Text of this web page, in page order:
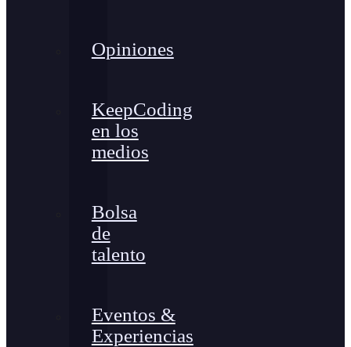
Opiniones
KeepCoding
en los
medios
Bolsa
de
talento
Eventos &
Experiencias